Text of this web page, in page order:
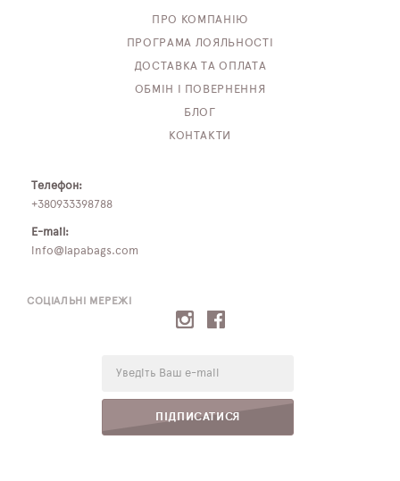
СОЦІАЛЬНІ МЕРЕЖІ
ПІДПИСАТИСЯ
ПРО КОМПАНІЮ
ПРОГРАМА ЛОЯЛЬНОСТІ
ДОСТАВКА ТА ОПЛАТА
ОБМІН І ПОВЕРНЕННЯ
БЛОГ
КОНТАКТИ
Телефон:
+380933398788
E-mail:
info@lapabags.com